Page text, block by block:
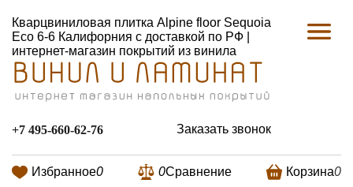
Кварцвиниловая плитка Alpine floor Sequoia
Eco 6-6 Калифорния с доставкой по РФ |
интернет-магазин покрытий из винила
+7 495-660-62-76 Заказать звонок
Избранное0 0Сравнение Корзина0